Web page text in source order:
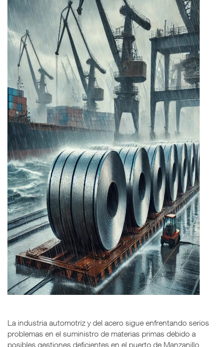
La industria automotriz y del acero sigue enfrentando serios
problemas en el suministro de materias primas debido a
posibles gestiones deficientes en el puerto de Manzanillo,